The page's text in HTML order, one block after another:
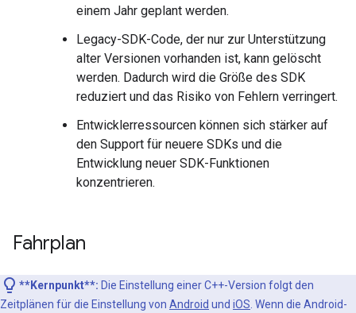
einem Jahr geplant werden.
Legacy-SDK-Code, der nur zur Unterstützung
alter Versionen vorhanden ist, kann gelöscht
werden. Dadurch wird die Größe des SDK
reduziert und das Risiko von Fehlern verringert.
Entwicklerressourcen können sich stärker auf
den Support für neuere SDKs und die
Entwicklung neuer SDK-Funktionen
konzentrieren.
Fahrplan
**Kernpunkt**: Die Einstellung einer C++-Version folgt den
Zeitplänen für die Einstellung von Android und iOS . Wenn die Android-